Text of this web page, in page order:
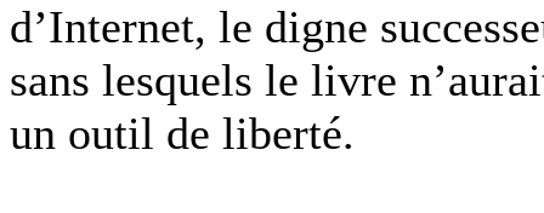
d’Internet, le digne
sans lesquels le livre
un outil de liberté.